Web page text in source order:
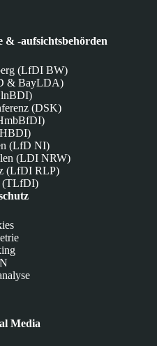
& -aufsichtsbehörden
(LfDI BW)
& BayLDA)
(DSK)
(LfD NI)
(LDI NRW)
(LfDI RLP)
(TLfDI)
Media